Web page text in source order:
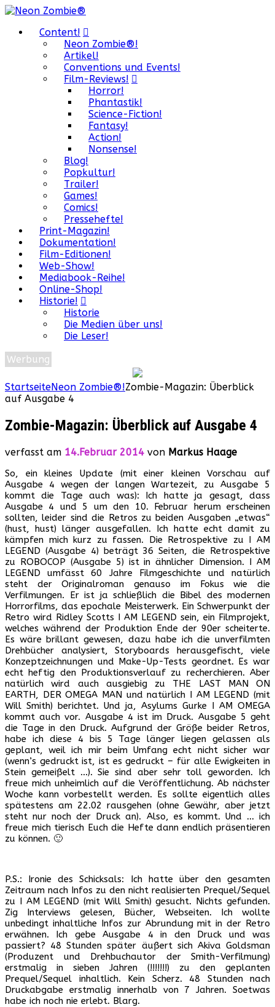
Content!
Neon Zombie®!
Artikel!
Conventions und Events!
Film-Reviews!
Horror!
Phantastik!
Science-Fiction!
Fantasy!
Action!
Nonsense!
Blog!
Popkultur!
Trailer!
Games!
Comics!
Pressehefte!
Print-Magazin!
Dokumentation!
Film-Editionen!
Web-Show!
Mediabook-Reihe!
Online-Shop!
Historie!
Historie
Die Medien über uns!
Die Leser!
Werbung
StartseiteNeon Zombie®!Zombie-Magazin: Überblick
auf Ausgabe 4
Zombie-Magazin: Überblick auf Ausgabe 4
verfasst am 14.Februar 2014 von Markus Haage
So, ein kleines Update (mit einer kleinen Vorschau auf
Ausgabe 4 wegen der langen Wartezeit, zu Ausgabe 5
kommt die Tage auch was): Ich hatte ja gesagt, dass
Ausgabe 4 und 5 um den 10. Februar herum erscheinen
sollten, leider sind die Retros zu beiden Ausgaben „etwas“
(hust, hust) länger ausgefallen. Ich hatte echt damit zu
kämpfen mich kurz zu fassen. Die Retrospektive zu I AM
LEGEND (Ausgabe 4) beträgt 36 Seiten, die Retrospektive
zu ROBOCOP (Ausgabe 5) ist in ähnlicher Dimension. I AM
LEGEND umfässt 60 Jahre Filmgeschichte und natürlich
steht der Originalroman genauso im Fokus wie die
Verfilmungen. Er ist ja schließlich die Bibel des modernen
Horrorfilms, das epochale Meisterwerk. Ein Schwerpunkt der
Retro wird Ridley Scotts I AM LEGEND sein, ein Filmprojekt,
welches während der Produktion Ende der 90er scheiterte.
Es wäre brillant gewesen, dazu habe ich die unverfilmten
Drehbücher analysiert, Storyboards herausgefischt, viele
Konzeptzeichnungen und Make-Up-Tests geordnet. Es war
echt heftig den Produktionsverlauf zu recherchieren. Aber
natürlich wird auch ausgiebig zu THE LAST MAN ON
EARTH, DER OMEGA MAN und natürlich I AM LEGEND (mit
Will Smith) berichtet. Und ja, Asylums Gurke I AM OMEGA
kommt auch vor. Ausgabe 4 ist im Druck. Ausgabe 5 geht
die Tage in den Druck. Aufgrund der Größe beider Retros,
habe ich diese 4 bis 5 Tage länger liegen gelassen als
geplant, weil ich mir beim Umfang echt nicht sicher war
(wenn’s gedruckt ist, ist es gedruckt – für alle Ewigkeiten in
Stein gemeißelt …). Sie sind aber sehr toll geworden. Ich
freue mich unheimlich auf die Veröffentlichung. Ab nächster
Woche kann vorbestellt werden. Es sollte eigentlich alles
spätestens am 22.02 rausgehen (ohne Gewähr, aber jetzt
steht nur noch der Druck an). Also, es kommt. Und … ich
freue mich tierisch Euch die Hefte dann endlich präsentieren
zu können. 🙂
P.S.: Ironie des Schicksals: Ich hatte über den gesamten
Zeitraum nach Infos zu den nicht realisierten Prequel/Sequel
zu I AM LEGEND (mit Will Smith) gesucht. Nichts gefunden.
Zig Interviews gelesen, Bücher, Webseiten. Ich wollte
unbedingt inhaltliche Infos zur Abrundung mit in der Retro
erwähnen. Ich gebe Ausgabe 4 in den Druck und was
passiert? 48 Stunden später äußert sich Akiva Goldsman
(Produzent und Drehbuchautor der Smith-Verfilmung)
erstmalig in sieben Jahren (!!!!!!!) zu den geplanten
Prequel/Sequel inhaltlich. Kein Scherz. 48 Stunden nach
Druckabgabe erstmalig innerhalb von 7 Jahren. Soetwas
habe ich noch nie erlebt. Blarg.